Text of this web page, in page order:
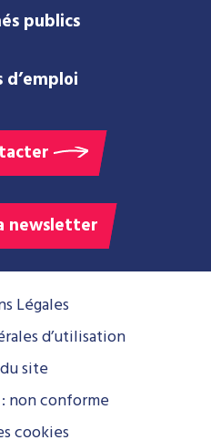
publics
d’emploi
newsletter
Légales
d’utilisation
site
non conforme
cookies